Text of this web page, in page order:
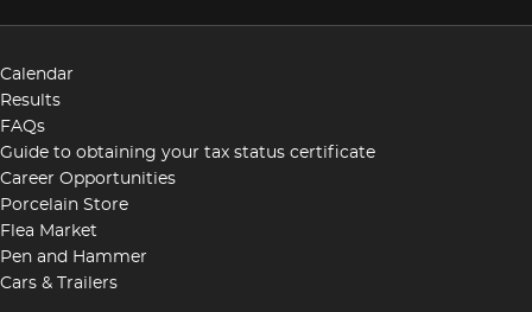
Calendar
Results
FAQs
Guide to obtaining your tax status certificate
Career Opportunities
Porcelain Store
Flea Market
Pen and Hammer
Cars & Trailers